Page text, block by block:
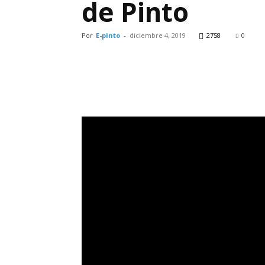
de Pinto
Por E-pinto - diciembre 4, 2019 2758 0